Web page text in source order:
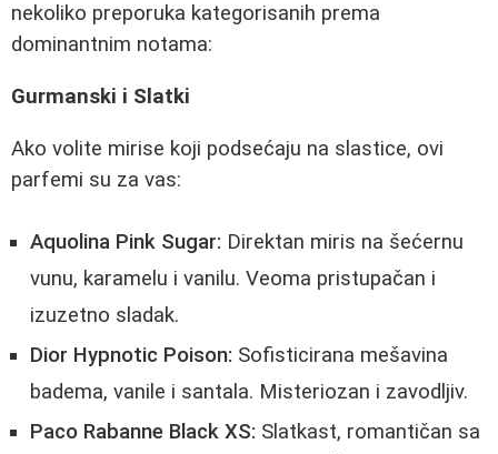
nekoliko preporuka kategorisanih prema
dominantnim notama:
Gurmanski i Slatki
Ako volite mirise koji podsećaju na slastice, ovi
parfemi su za vas:
Aquolina Pink Sugar: Direktan miris na šećernu
vunu, karamelu i vanilu. Veoma pristupačan i
izuzetno sladak.
Dior Hypnotic Poison: Sofisticirana mešavina
badema, vanile i santala. Misteriozan i zavodljiv.
Paco Rabanne Black XS: Slatkast, romantičan sa